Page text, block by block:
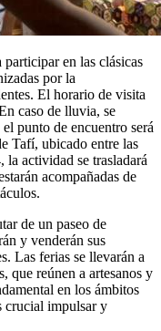
en las clásicas
por la
El horario de visita
caso de lluvia, se
punto de encuentro será
Tafí, ubicado entre las
actividad se trasladará
acompañadas de
de un paseo de
y venderán sus
Las ferias se llevarán a
que reúnen a artesanos y
en los ámbitos
crucial impulsar y